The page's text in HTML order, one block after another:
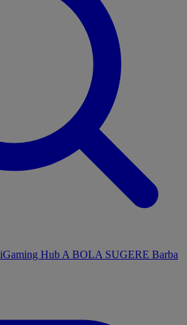
iGaming Hub A BOLA SUGERE Barba